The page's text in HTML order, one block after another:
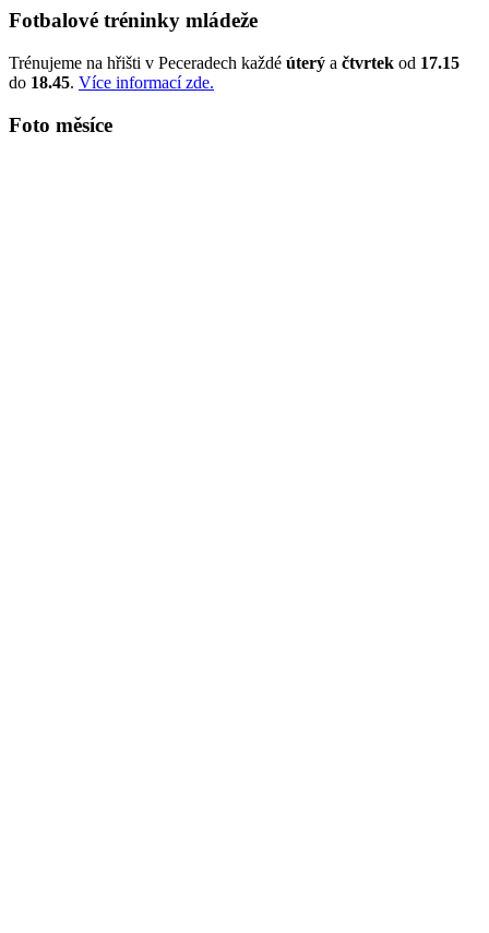
Fotbalové tréninky mládeže
Trénujeme na hřišti v Peceradech každé úterý a čtvrtek od 17.15
do 18.45. Více informací zde.
Foto měsíce